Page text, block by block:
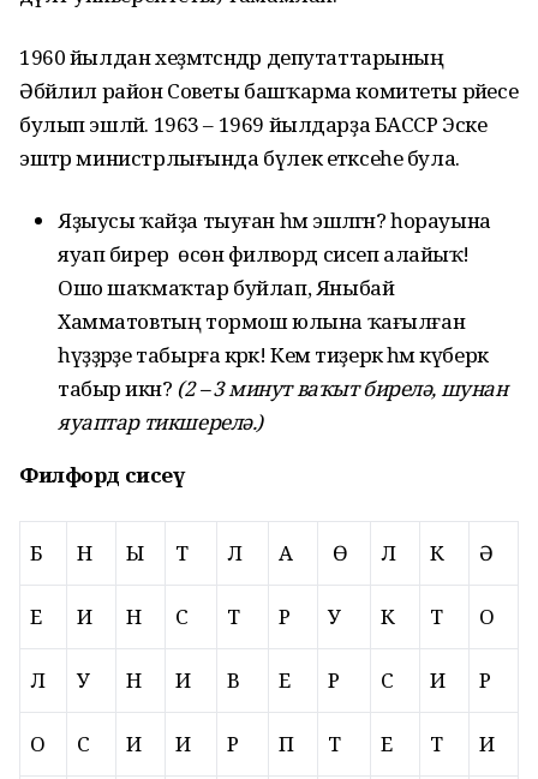
1960 йылдан хеҙмәтсәндәр депутаттарының
Әбйәлил район Советы башҡарма комитеты рәйесе
булып эшләй. 1963 – 1969 йылдарҙа БАССР Эске
эштәр министрлығында бүлек етәксеһе була.
Яҙыусы ҡайҙа тыуған һәм эшләгән? һорауына
яуап бирер өсөн филворд сисеп алайыҡ!
Ошо шаҡмаҡтар буйлап, Яныбай
Хамматовтың тормош юлына ҡағылған
һүҙҙәрҙе табырға кәрәк! Кем тиҙерәк һәм күберәк
табыр икән? (2 – 3 минут ваҡыт бирелә, шунан
яуаптар тикшерелә.)
Филфорд сисеү
Б Н Ы Т Л А Ө Л К Ә
Е И Н С Т Р У К Т О
Л У Н И В Е Р С И Р
О С И И Р П Т Е Т И